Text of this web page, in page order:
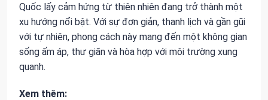
Quốc lấy cảm hứng từ thiên nhiên đang trở thành một
xu hướng nổi bật. Với sự đơn giản, thanh lịch và gần gũi
với tự nhiên, phong cách này mang đến một không gian
sống ấm áp, thư giãn và hòa hợp với môi trường xung
quanh.
Xem thêm: